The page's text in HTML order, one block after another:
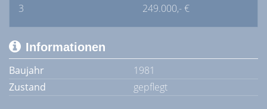
3
249.000,- €
Informationen
Baujahr
1981
Zustand
gepflegt